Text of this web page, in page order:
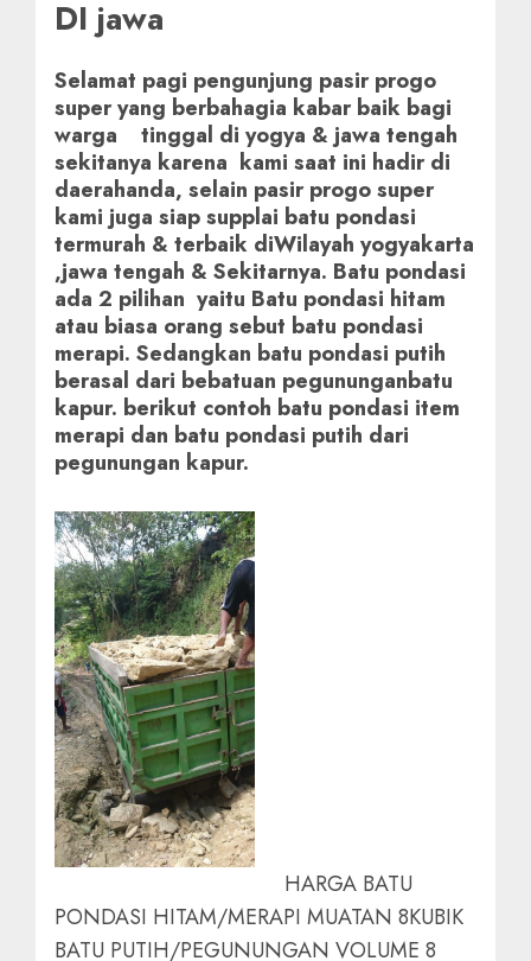
DI jawa
Selamat pagi pengunjung pasir progo
super yang berbahagia kabar baik bagi
warga tinggal di yogya & jawa tengah
sekitanya karena kami saat ini hadir di
daerahanda, selain pasir progo super
kami juga siap supplai batu pondasi
termurah & terbaik diWilayah yogyakarta
,jawa tengah & Sekitarnya. Batu pondasi
ada 2 pilihan yaitu Batu pondasi hitam
atau biasa orang sebut batu pondasi
merapi. Sedangkan batu pondasi putih
berasal dari bebatuan pegununganbatu
kapur. berikut contoh batu pondasi item
merapi dan batu pondasi putih dari
pegunungan kapur.
HARGA BATU
PONDASI HITAM/MERAPI MUATAN 8KUBIK
BATU PUTIH/PEGUNUNGAN VOLUME 8